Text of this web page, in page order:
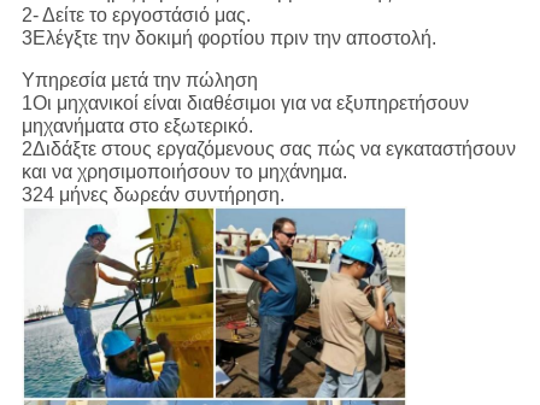
2- Δείτε το εργοστάσιό μας.
3Ελέγξτε την δοκιμή φορτίου πριν την αποστολή.
Υπηρεσία μετά την πώληση
1Οι μηχανικοί είναι διαθέσιμοι για να εξυπηρετήσουν
μηχανήματα στο εξωτερικό.
2Διδάξτε στους εργαζόμενους σας πώς να εγκαταστήσουν
και να χρησιμοποιήσουν το μηχάνημα.
324 μήνες δωρεάν συντήρηση.